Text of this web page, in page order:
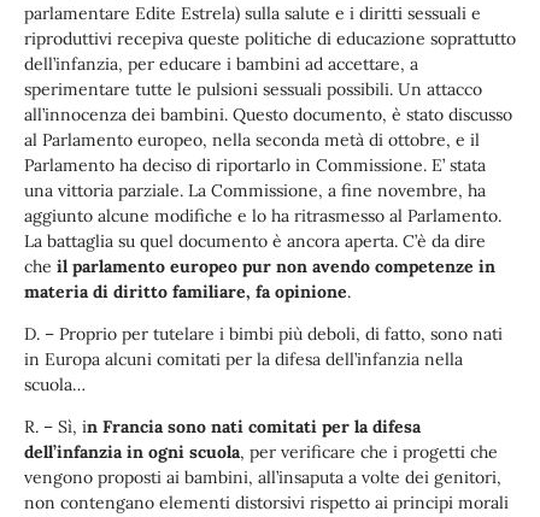
parlamentare Edite Estrela) sulla salute e i diritti sessuali e
riproduttivi recepiva queste politiche di educazione soprattutto
dell’infanzia, per educare i bambini ad accettare, a
sperimentare tutte le pulsioni sessuali possibili. Un attacco
all’innocenza dei bambini. Questo documento, è stato discusso
al Parlamento europeo, nella seconda metà di ottobre, e il
Parlamento ha deciso di riportarlo in Commissione. E’ stata
una vittoria parziale. La Commissione, a fine novembre, ha
aggiunto alcune modifiche e lo ha ritrasmesso al Parlamento.
La battaglia su quel documento è ancora aperta. C’è da dire
che il parlamento europeo pur non avendo competenze in
materia di diritto familiare, fa opinione.
D. – Proprio per tutelare i bimbi più deboli, di fatto, sono nati
in Europa alcuni comitati per la difesa dell’infanzia nella
scuola…
R. – Sì, in Francia sono nati comitati per la difesa
dell’infanzia in ogni scuola, per verificare che i progetti che
vengono proposti ai bambini, all’insaputa a volte dei genitori,
non contengano elementi distorsivi rispetto ai principi morali